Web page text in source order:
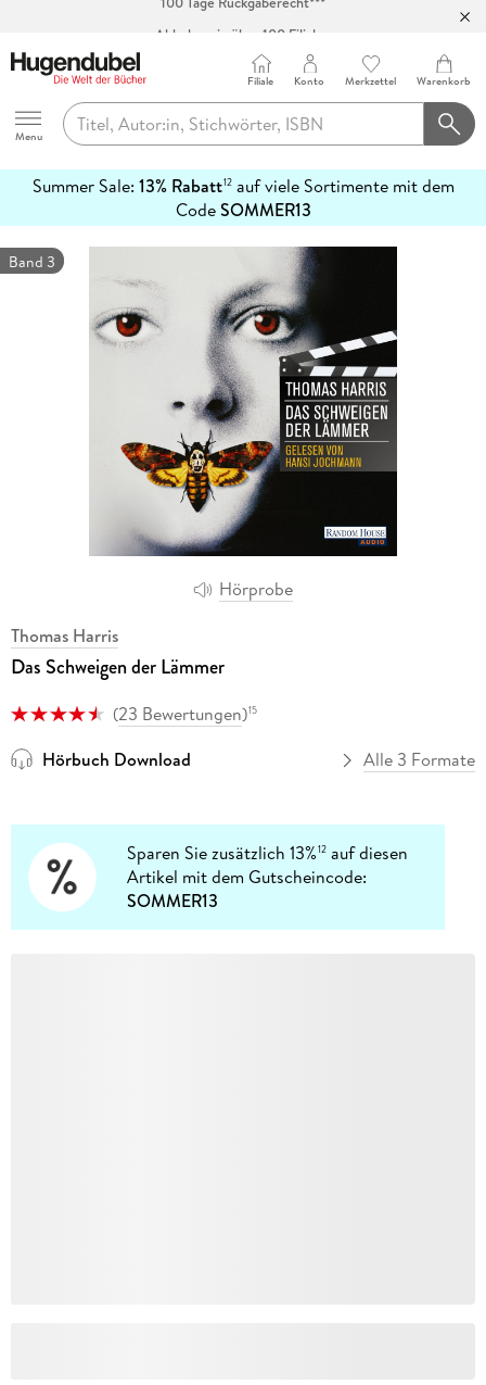
Abholung in über 100 Filialen
Hugendubel
Menu
Filiale Konto Merkzettel Warenkorb
Summer Sale: 13% Rabatt12auf viele Sortimente mit dem
CodeSOMMER13
erfahren
Hörprobe
Band 3
Thomas Harris
Das Schweigen der Lämmer
(23 Bewertungen)15
Hörbuch Download Alle 3 Formate
Sparen Sie zusätzlich 13%12 auf diesen
Artikel mit dem Gutscheincode:
SOMMER13